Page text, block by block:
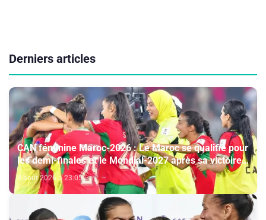
Derniers articles
CAN féminine Maroc-2026 : Le Maroc se qualifie pour
les demi-finales et le Mondial-2027 après sa victoire
face à l’Afrique du Sud (2-1)
8 août 2026 à 23:05